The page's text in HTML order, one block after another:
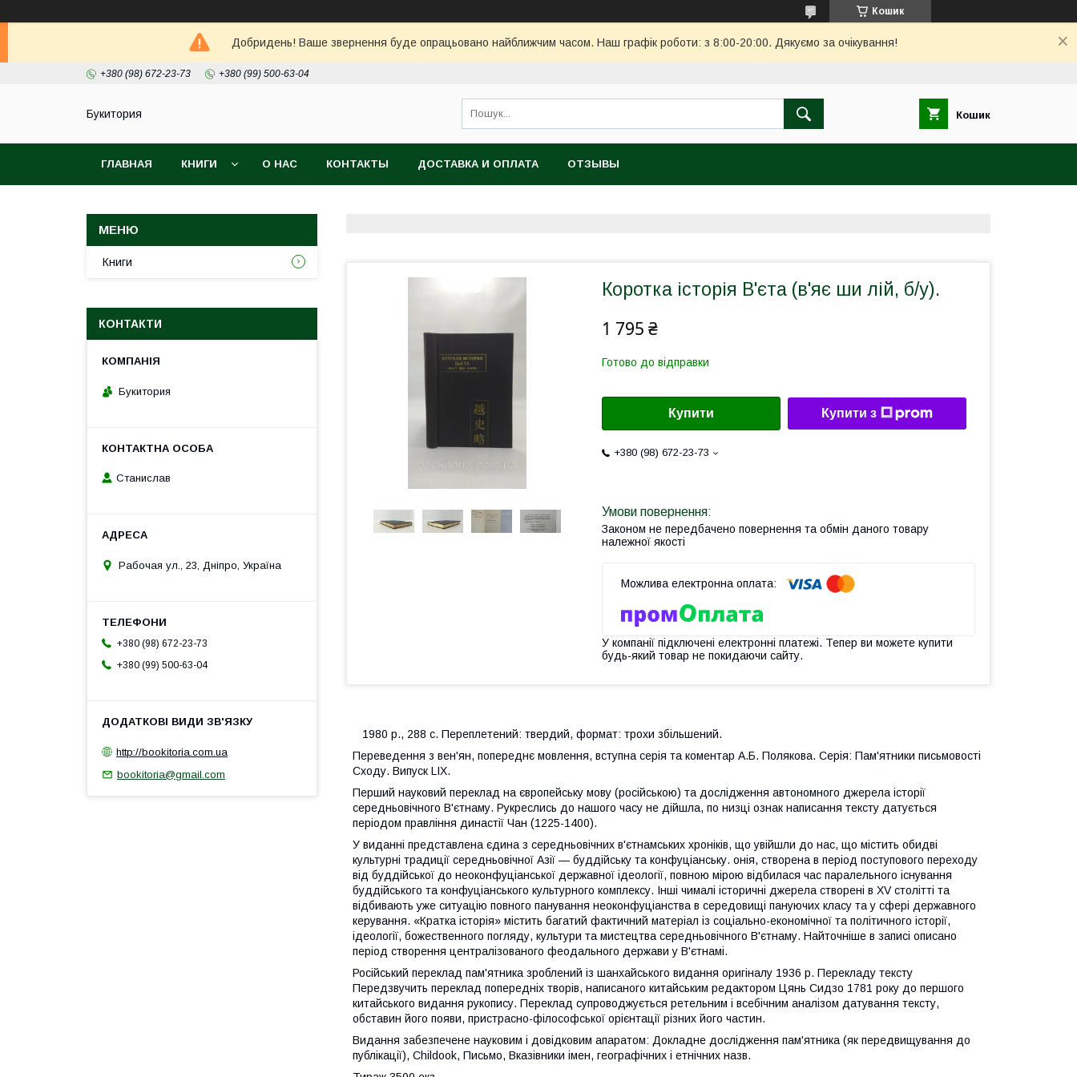
Кошик
Добридень! Ваше звернення буде опрацьовано найближчим часом. Наш графік роботи: з 8:00-20:00. Дякуємо за очікування!
+380 (98) 672-23-73 +380 (99) 500-63-04
Букитория Кошик
ГЛАВНАЯ КНИГИ О НАС КОНТАКТЫ ДОСТАВКА И ОПЛАТА ОТЗЫВЫ
Коротка історія В'єта (в'яє ши лій, б/у).
1 795 ₴
Готово до відправки
Купити Купити з
+380 (98) 672-23-73
Законом не передбачено повернення та обмін даного товару
належної якості
У компанії підключені електронні платежі. Тепер ви можете купити
будь-який товар не покидаючи сайту.
1980 р., 288 с. Переплетений: твердий, формат: трохи збільшений.
Переведення з вен'ян, попереднє мовлення, вступна серія та коментар А.Б. Полякова. Серія: Пам'ятники письмовості
Сходу. Випуск LIХ.
Перший науковий переклад на європейську мову (російською) та дослідження автономного джерела історії
середньовічного В'єтнаму. Рукреслись до нашого часу не дійшла, по низці ознак написання тексту датується
періодом правління династії Чан (1225-1400).
У виданні представлена єдина з середньовічних в'єтнамських хроніків, що увійшли до нас, що містить обидві
культурні традиції середньовічної Азії — буддійську та конфуціанську. онія, створена в період поступового переходу
від буддійської до неоконфуціанської державної ідеології, повною мірою відбилася час паралельного існування
буддійського та конфуціанського культурного комплексу. Інші чималі історичні джерела створені в XV столітті та
відбивають уже ситуацію повного панування неоконфуціанства в середовищі пануючих класу та у сфері державного
керування. «Кратка історія» містить багатий фактичний матеріал із соціально-економічної та політичного історії,
ідеології, божественного погляду, культури та мистецтва середньовічного В'єтнаму. Найточніше в записі описано
період створення централізованого феодального держави у В'єтнамі.
Російський переклад пам'ятника зроблений із шанхайського видання оригіналу 1936 р. Перекладу тексту
Передзвучить переклад попередніх творів, написаного китайським редактором Цянь Сидзо 1781 року до першого
китайського видання рукопису. Переклад супроводжується ретельним і всебічним аналізом датування тексту,
обставин його появи, пристрасно-філософської орієнтації різних його частин.
Видання забезпечене науковим і довідковим апаратом: Докладне дослідження пам'ятника (як передвищування до
публікації), Childook, Письмо, Вказівники імен, географічних і етнічних назв.
Книги
КОНТАКТИ
Букитория
Станислав
Рабочая ул., 23, Дніпро, Україна
+380 (98) 672-23-73
+380 (99) 500-63-04
http://bookitoria.com.ua
bookitoria@gmail.com